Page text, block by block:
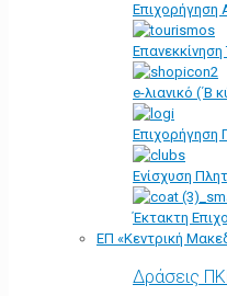
Επιχορήγηση
Επανεκκίνηση
e-λιανικό (΄Β
Επιχορήγηση
Ενίσχυση
Έκτακτη
ΕΠ «Kεντρική
Δράσεις